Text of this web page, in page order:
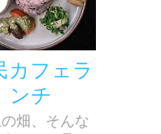
カフェラ
ンチ
畑、そんな